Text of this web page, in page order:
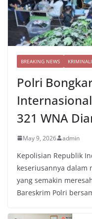
BREAKING NEWS
Polri
321 WNA
May 9, 2026 admin
Kepolisian Republik
keseriusannya
yang semakin
Bareskrim Polri